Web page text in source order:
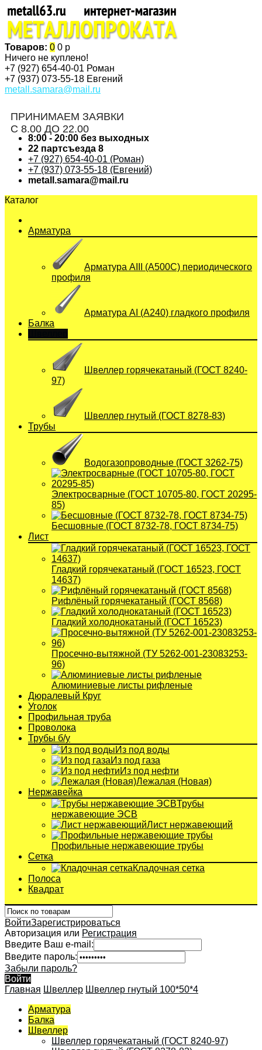
Товаров: 0 0 р
Ничего не куплено!
+7 (927) 654-40-01 Роман
+7 (937) 073-55-18 Евгений
metall.samara@mail.ru
ПРИНИМАЕМ ЗАЯВКИ
С 8.00 ДО 22.00
8:00 - 20:00 без выходных
22 партсъезда 8
+7 (927) 654-40-01 (Роман)
+7 (937) 073-55-18 (Евгений)
metall.samara@mail.ru
Каталог
Арматура
Арматура АIII (А500С) периодического
профиля
Арматура АI (A240) гладкого профиля
Балка
Швеллер горячекатаный (ГОСТ 8240-
97)
Швеллер гнутый (ГОСТ 8278-83)
Трубы
Водогазопроводные (ГОСТ 3262-75)
Электросварные (ГОСТ 10705-80, ГОСТ 20295-
85)
Бесшовные (ГОСТ 8732-78, ГОСТ 8734-75)
Лист
Гладкий горячекатаный (ГОСТ 16523, ГОСТ
14637)
Рифлёный горячекатаный (ГОСТ 8568)
Гладкий холоднокатаный (ГОСТ 16523)
Просечно-вытяжной (ТУ 5262-001-23083253-
96)
Алюминиевые листы рифленые
Дюралевый Круг
Уголок
Профильная труба
Проволока
Трубы б/у
Из под воды
Из под газа
Из под нефти
Лежалая (Новая)
Нержавейка
Трубы
нержавеющие ЭСВ
Лист нержавеющий
Профильные нержавеющие трубы
Сетка
Кладочная сетка
Полоса
Квадрат
ВойтиЗарегистрироваться
Авторизация или Регистрация
Введите Ваш e-mail:
Введите пароль:
Забыли пароль?
Войти
Главная Швеллер Швеллер гнутый 100*50*4
Арматура
Балка
Швеллер
Швеллер горячекатаный (ГОСТ 8240-97)